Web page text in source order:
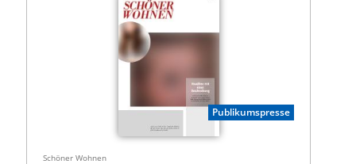
Publikumspresse
Schöner Wohnen